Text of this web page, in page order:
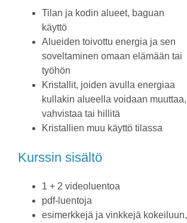
Tilan ja kodin alueet, baguan
käyttö
Alueiden toivottu energia ja sen
soveltaminen omaan elämään tai
työhön
Kristallit, joiden avulla energiaa
kullakin alueella voidaan muuttaa,
vahvistaa tai hillitä
Kristallien muu käyttö tilassa
Kurssin sisältö
1 + 2 videoluentoa
pdf-luentoja
esimerkkejä ja vinkkejä kokeiluun,